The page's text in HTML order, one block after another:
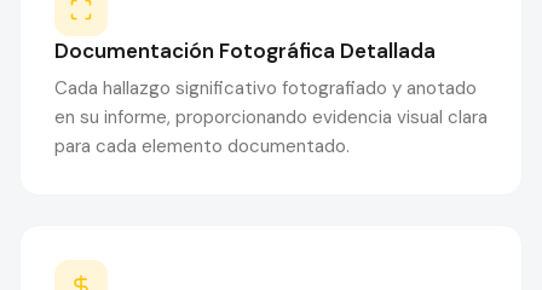
Documentación Fotográfica Detallada
Cada hallazgo significativo fotografiado y anotado
en su informe, proporcionando evidencia visual clara
para cada elemento documentado.